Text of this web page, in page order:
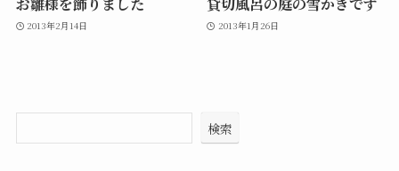
2013年2月14日 2013年1月26日
検索